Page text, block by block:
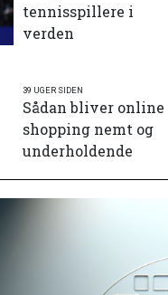
tennisspillere i
verden
39 UGER SIDEN
Sådan bliver online
shopping nemt og
underholdende